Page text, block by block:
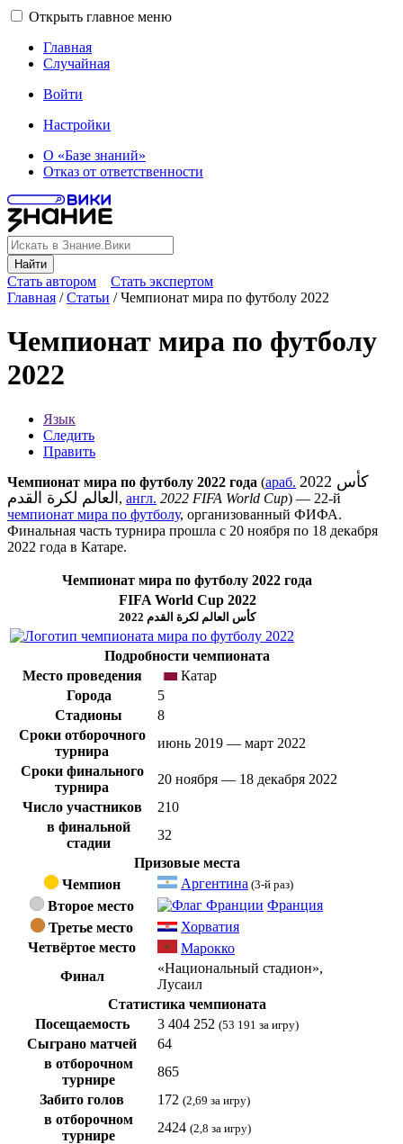
Открыть главное меню
Главная
Случайная
Войти
Настройки
О «Базе знаний»
Отказ от ответственности
Найти
Стать автором
Стать экспертом
Главная /Статьи /Чемпионат мира по футболу 2022
Чемпионат мира по футболу
2022
Язык
Следить
Править
Чемпионат мира по футболу 2022 года (араб. 2022 كأس
العالم لكرة القدم‎, англ. 2022 FIFA World Cup) — 22-й
чемпионат мира по футболу, организованный ФИФА.
Финальная часть турнира прошла с 20 ноября по 18 декабря
2022 года в Катаре.
Чемпионат мира по футболу 2022 года
FIFA World Cup 2022
2022 كأس العالم لكرة القدم
Подробности чемпионата
Место проведения
Катар
Города
5
Стадионы
8
Сроки отборочного
турнира
июнь 2019 — март 2022
Сроки финального
турнира
20 ноября — 18 декабря 2022
Число участников
210
в финальной
стадии
32
Призовые места
Чемпион
Аргентина (3-й раз)
Второе место
Франция
Третье место
Хорватия
Четвёртое место
Марокко
Финал
«Национальный стадион»,
Лусаил
Статистика чемпионата
Посещаемость
3 404 252 (53 191 за игру)
Сыграно матчей
64
в отборочном
турнире
865
Забито голов
172 (2,69 за игру)
в отборочном
турнире
2424 (2,8 за игру)